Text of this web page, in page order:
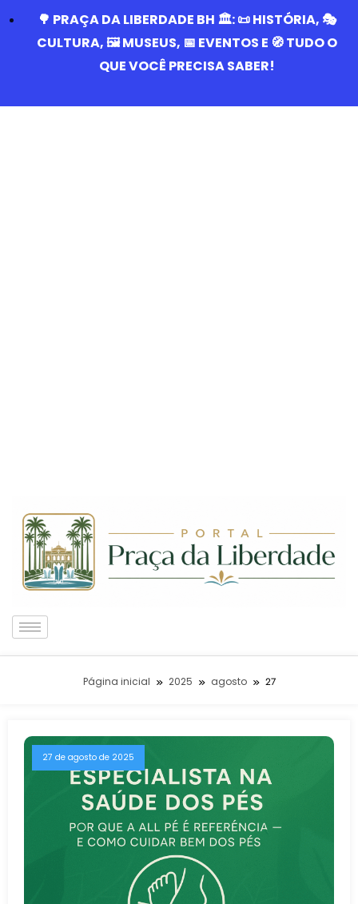
🌳 PRAÇA DA LIBERDADE BH 🏛️: 📜 HISTÓRIA, 🎭
CULTURA, 🖼️ MUSEUS, 📅 EVENTOS E 🧭 TUDO O
QUE VOCÊ PRECISA SABER!
Página inicial 2025 agosto 27
27 de agosto de 2025